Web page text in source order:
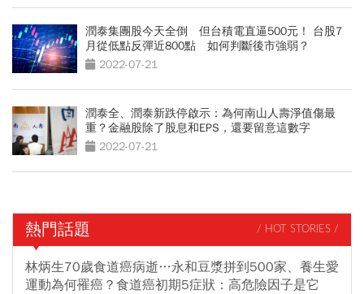
潤泰集團股今天全倒 但台積電直逼500元！ 台股7
月從低點反彈近800點 如何判斷後市強弱？
2022-07-21
潤泰全、潤泰新跌停啟示：為何南山人壽淨值傷最
重？金融股除了股息和EPS，還要留意這數字
2022-07-21
熱門話題 / HOT STORIES /
林炳生70歲食道癌病逝…永和豆漿拼到500家、養生愛
運動為何罹癌？食道癌初期5症狀：高危險因子是它